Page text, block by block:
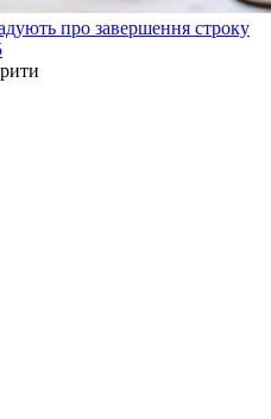
про завершення строку